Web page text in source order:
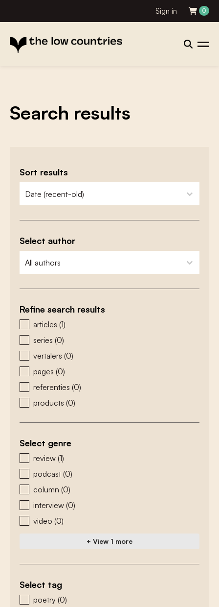
Sign in 0
Search results
Sort results
zoeken - sorteer
sort content
Select author
zoeken - auteurs
select content
Refine search results
zoeken - type
articles (1)
series (0)
vertalers (0)
pages (0)
referenties (0)
products (0)
Select genre
zoeken - genre
review (1)
podcast (0)
column (0)
interview (0)
video (0)
+ View 1 more
Select tag
zoeken - tags
poetry (0)